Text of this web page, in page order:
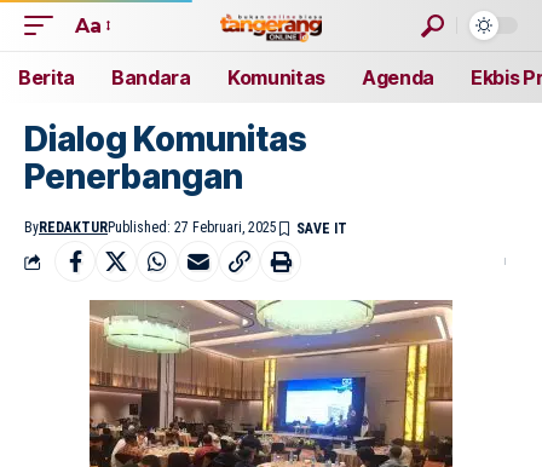
Aa
Berita Bandara Komunitas Agenda Ekbis
Dialog Komunitas
Penerbangan
ByREDAKTURPublished: 27 Februari, 2025